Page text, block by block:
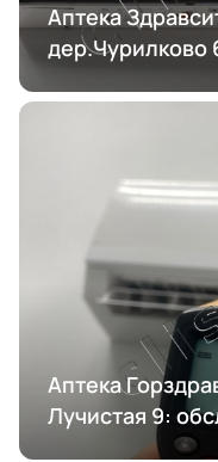
Аптека
дер.Чурилково
Аптека
Лучистая 9: